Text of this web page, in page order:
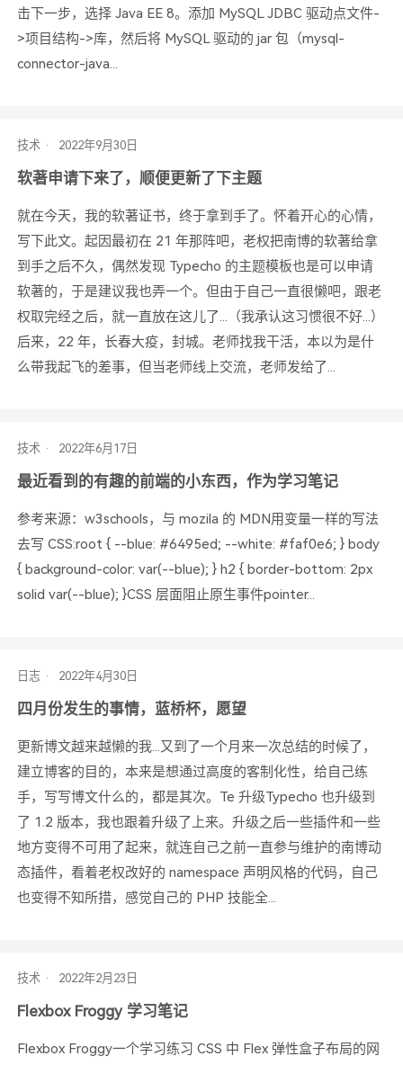
击下一步，选择 Java EE 8。添加 MySQL JDBC 驱动点文件-
>项目结构->库，然后将 MySQL 驱动的 jar 包（mysql-
connector-java...
技术
软著申请下来了，顺便更新了下主题
就在今天，我的软著证书，终于拿到手了。怀着开心的心情，
写下此文。起因最初在 21 年那阵吧，老权把南博的软著给拿
到手之后不久，偶然发现 Typecho 的主题模板也是可以申请
软著的，于是建议我也弄一个。但由于自己一直很懒吧，跟老
权取完经之后，就一直放在这儿了...（我承认这习惯很不好...）
后来，22 年，长春大疫，封城。老师找我干活，本以为是什
么带我起飞的差事，但当老师线上交流，老师发给了...
技术
最近看到的有趣的前端的小东西，作为学习笔记
参考来源：w3schools，与 mozila 的 MDN用变量一样的写法
去写 CSS:root { --blue: #6495ed; --white: #faf0e6; } body
{ background-color: var(--blue); } h2 { border-bottom: 2px
solid var(--blue); }CSS 层面阻止原生事件pointer...
日志
四月份发生的事情，蓝桥杯，愿望
更新博文越来越懒的我...又到了一个月来一次总结的时候了，
建立博客的目的，本来是想通过高度的客制化性，给自己练
手，写写博文什么的，都是其次。Te 升级Typecho 也升级到
了 1.2 版本，我也跟着升级了上来。升级之后一些插件和一些
地方变得不可用了起来，就连自己之前一直参与维护的南博动
态插件，看着老权改好的 namespace 声明风格的代码，自己
也变得不知所措，感觉自己的 PHP 技能全...
技术
Flexbox Froggy 学习笔记
Flexbox Froggy一个学习练习 CSS 中 Flex 弹性盒子布局的网